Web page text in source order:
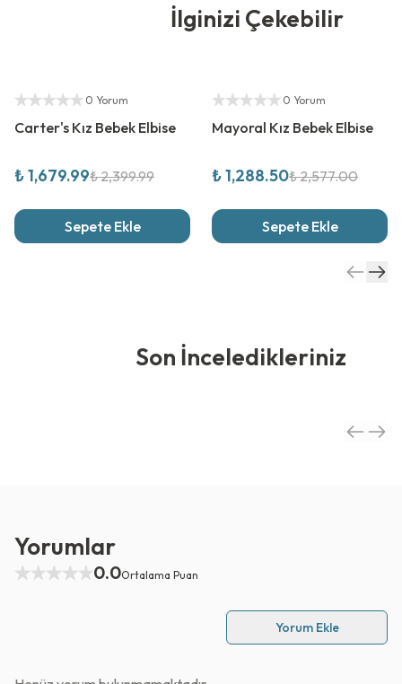
İlginizi Çekebilir
Yetkili Satıcı
0 Yorum
Carter's Kız Bebek Elbise
₺ 1,679.99₺ 2,399.99
Sepete Ekle
Yetkili Satıcı
0 Yorum
Mayoral Kız Bebek Elbise
₺ 1,288.50₺ 2,577.00
Sepete Ekle
Son İnceledikleriniz
Yorumlar
0.0Ortalama Puan
Yorum Ekle